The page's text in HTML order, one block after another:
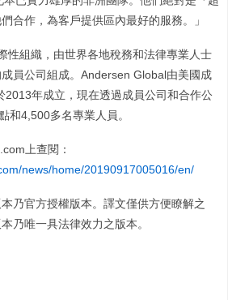
合作，為客戶提供區內最好的服務。」
性組織，由世界各地稅務和法律專業人士
員公司組成。Andersen Global由美國成
2013年成立，現在透過成員公司和合作公
和4,500多名專業人員。
上查閱：
news/home/20190917005016/en/
乃官方授權版本。譯文僅供方便瞭解之
乃唯一具法律效力之版本。